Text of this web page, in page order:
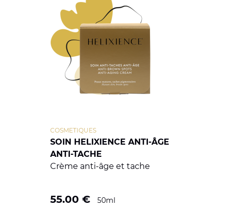
SOIN HELIXIENCE ANTI-ÂGE
ANTI-TACHE
COSMETIQUES
Crème anti-âge et tache
55.00 € 50ml